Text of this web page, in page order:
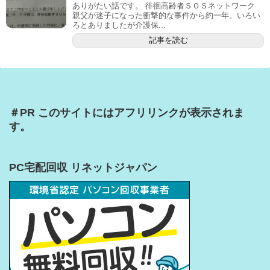
ありがたい話です。 徘徊高齢者ＳＯＳネットワーク
親父が迷子になった衝撃的な事件から約一年。いろい
ろとありましたが介護保...
記事を読む
＃PR このサイトにはアフリリンクが表示されま
す。
PC宅配回収 リネットジャパン